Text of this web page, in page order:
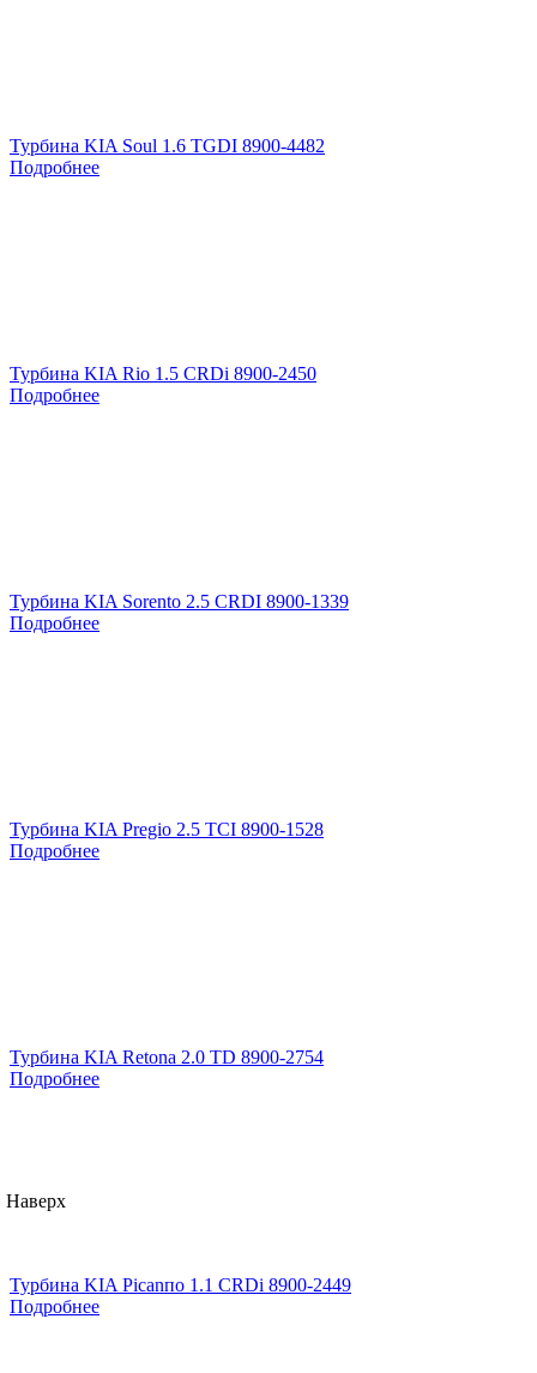
Турбина KIA Soul 1.6 TGDI 8900-4482
Подробнее
Турбина KIA Rio 1.5 CRDi 8900-2450
Подробнее
Турбина KIA Sorento 2.5 CRDI 8900-1339
Подробнее
Турбина KIA Pregio 2.5 TCI 8900-1528
Подробнее
Турбина KIA Retоna 2.0 TD 8900-2754
Подробнее
Турбина KIA Picanпо 1.1 CRDi 8900-2449
Подробнее
Наверх